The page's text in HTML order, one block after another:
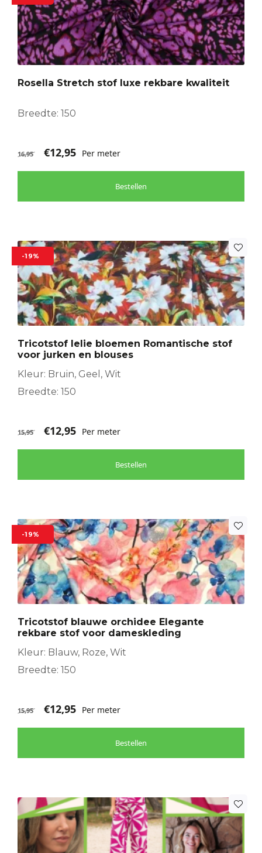
Rosella Stretch stof luxe rekbare kwaliteit
Breedte: 150
16,95 €12,95 Per meter
Bestellen
-19%
Tricotstof lelie bloemen Romantische stof
voor jurken en blouses
Kleur: Bruin, Geel, Wit
Breedte: 150
15,95 €12,95 Per meter
Bestellen
-19%
Tricotstof blauwe orchidee Elegante
rekbare stof voor dameskleding
Kleur: Blauw, Roze, Wit
Breedte: 150
15,95 €12,95 Per meter
Bestellen